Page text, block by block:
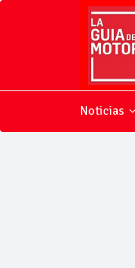
Noticias